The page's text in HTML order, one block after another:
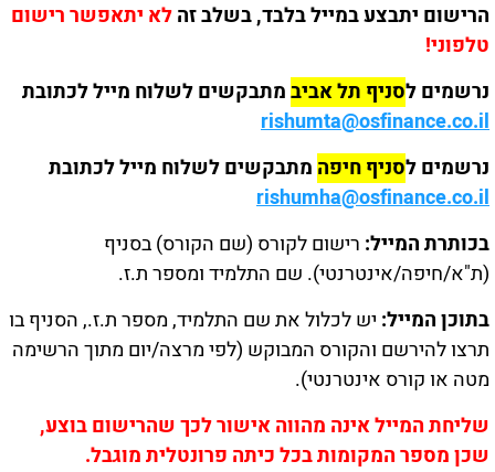
הרישום יתבצע במייל בלבד, בשלב זהלא יתאפשר רישום
טלפוני!
נרשמים לסניף תל אביבמתבקשים לשלוח מייל לכתובת
rishumta@osfinance.co.il
נרשמים לסניף חיפה מתבקשים לשלוח מייל לכתובת
rishumha@osfinance.co.il
בכותרת המייל: רישום לקורס (שם הקורס) בסניף
(ת"א/חיפה/אינטרנטי). שם התלמיד ומספר ת.ז.
בתוכן המייל: יש לכלול את שם התלמיד, מספר ת.ז., הסניף בו
תרצו להירשם והקורס המבוקש (לפי מרצה/יום מתוך הרשימה
מטה או קורס אינטרנטי).
שליחת המייל אינה מהווה אישור לכך שהרישום בוצע,
שכן מספר המקומות בכל כיתה פרונטלית מוגבל.